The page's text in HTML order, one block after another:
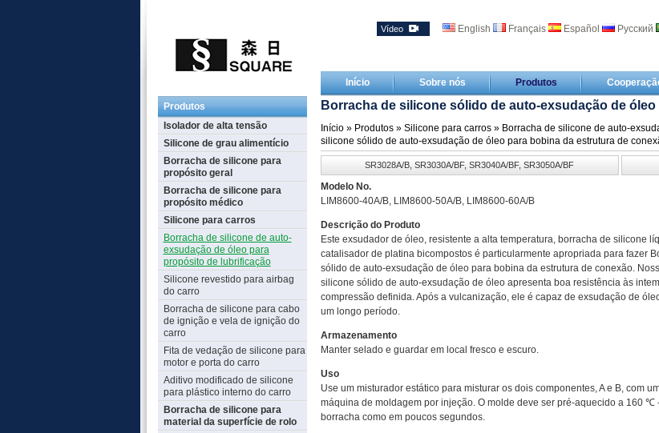
Vídeo English Français Español Русский
Início Sobre nós Produtos
Produtos
Isolador de alta tensão
Silicone de grau alimentício
Borracha de silicone para
propósito geral
Borracha de silicone para
propósito médico
Silicone para carros
Borracha de silicone de auto-
exsudação de óleo para
propósito de lubrificação
Silicone revestido para airbag
do carro
Borracha de silicone para cabo
de ignição e vela de ignição do
carro
Fita de vedação de silicone para
motor e porta do carro
Aditivo modificado de silicone
para plástico interno do carro
Borracha de silicone para
material da superfície de rolo
Borracha de silicone sólido de auto-exsudação de
Início» Produtos» Silicone para carros» Borracha de silicone de auto-
silicone sólido de auto-exsudação de óleo para bobina da estrutura de
SR3028A/B, SR3030A/BF, SR3040A/BF, SR3050A/BF
Modelo No.
LIM8600-40A/B, LIM8600-50A/B, LIM8600-60A/B
Descrição do Produto
Este exsudador de óleo, resistente a alta temperatura, borracha de silicone
catalisador de platina bicompostos é particularmente apropriada para fazer
sólido de auto-exsudação de óleo para bobina da estrutura de conexão.
silicone sólido de auto-exsudação de óleo apresenta boa resistência às
compressão definida. Após a vulcanização, ele é capaz de exsudação de
um longo período.
Armazenamento
Manter selado e guardar em local fresco e escuro.
Uso
Use um misturador estático para misturar os dois componentes, A e B, com
máquina de moldagem por injeção. O molde deve ser pré-aquecido a 160
borracha como em poucos segundos.